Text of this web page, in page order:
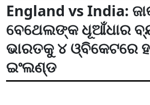
England vs India:
ବେଥେଲଙ୍କ ଧୂଆଁଧାର
ଭାରତକୁ ୪ ଓ୍ବିକେଟରେ
ଇଂଲଣ୍ଡ